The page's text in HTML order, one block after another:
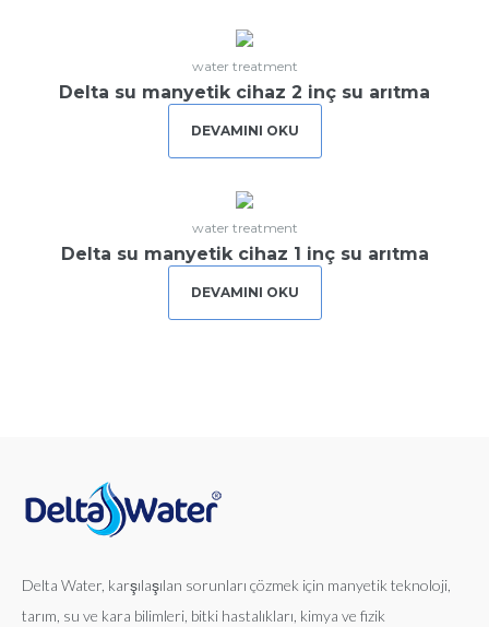
water treatment
Delta su manyetik cihaz 2 inç su arıtma
DEVAMINI OKU
water treatment
Delta su manyetik cihaz 1 inç su arıtma
DEVAMINI OKU
Delta Water, karşılaşılan sorunları çözmek için manyetik teknoloji,
tarım, su ve kara bilimleri, bitki hastalıkları, kimya ve fizik
Lost your password?